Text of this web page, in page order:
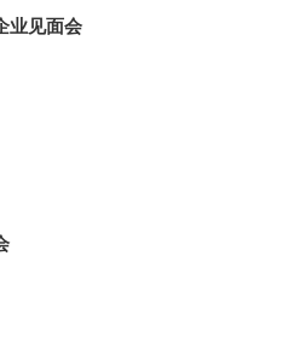
业见面会